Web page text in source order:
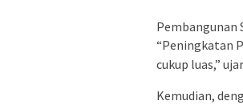
Pembangunan
“Peningkatan
cukup luas,”
Kemudian,